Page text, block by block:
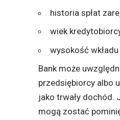
historia spłat
wiek
wysokość
Bank może
przedsiębiorcy albo
jako trwały dochód.
mogą zostać